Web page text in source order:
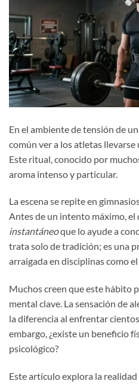
En el ambiente de tensión de
común ver a los atletas llevarse
Este ritual, conocido por
aroma intenso y particular.
La escena se repite en
Antes de un intento máximo, el
instantáneoque lo ayude a
trata solo de tradición; es una
arraigada en disciplinas como
Muchos creen que este hábito
mental clave. La sensación de
la diferencia al enfrentar
embargo, ¿existe un beneficio
psicológico?
Este artículo explora la